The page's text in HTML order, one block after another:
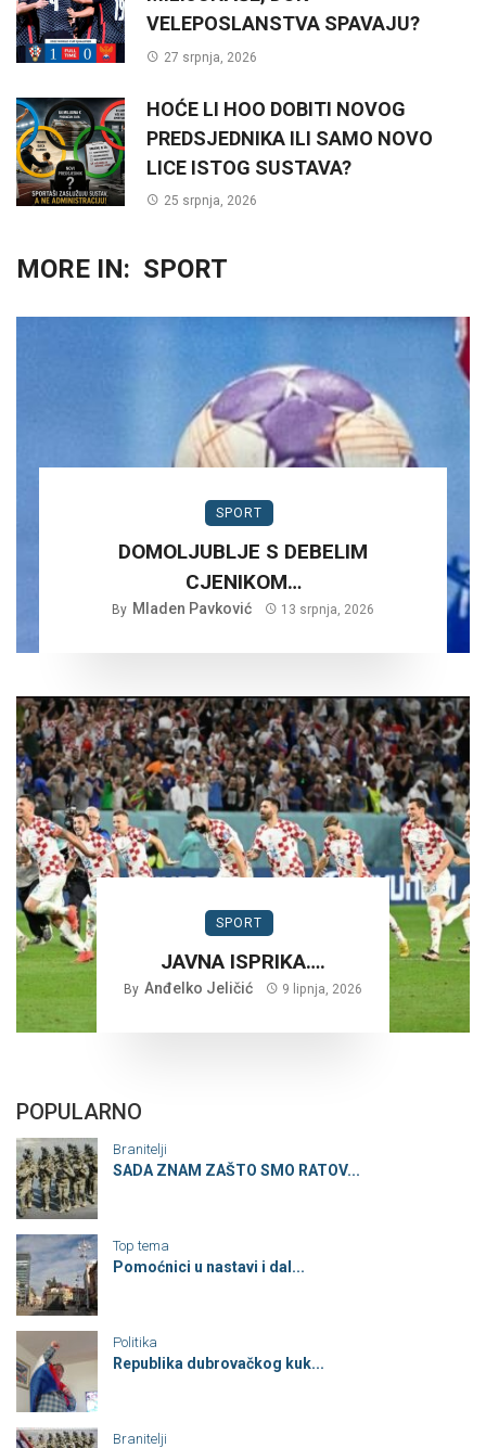
VELEPOSLANSTVA SPAVAJU?
27 srpnja, 2026
HOĆE LI HOO DOBITI NOVOG
PREDSJEDNIKA ILI SAMO NOVO
LICE ISTOG SUSTAVA?
25 srpnja, 2026
MORE IN: SPORT
SPORT
DOMOLJUBLJE S DEBELIM
CJENIKOM…
By Mladen Pavković 13 srpnja, 2026
SPORT
JAVNA ISPRIKA….
By Anđelko Jeličić 9 lipnja, 2026
POPULARNO
Branitelji
SADA ZNAM ZAŠTO SMO RATOV...
Top tema
Pomoćnici u nastavi i dal...
Politika
Republika dubrovačkog kuk...
Branitelji